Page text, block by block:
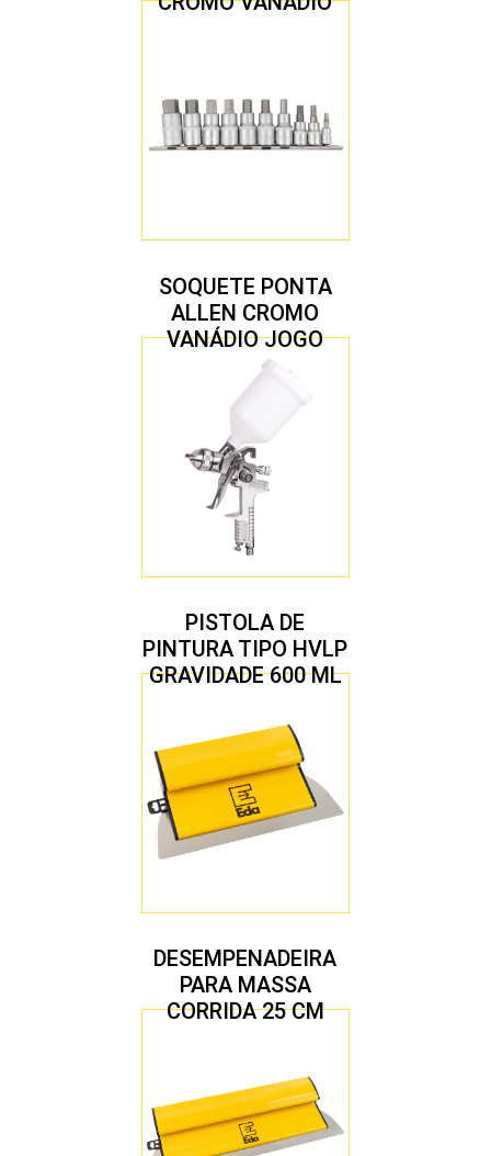
SOQUETE PONTA
ALLEN CROMO
VANÁDIO JOGO
COM 10 PEÇAS
PISTOLA DE
PINTURA TIPO HVLP
GRAVIDADE 600 ML
1,7 MM
DESEMPENADEIRA
PARA MASSA
CORRIDA 25 CM